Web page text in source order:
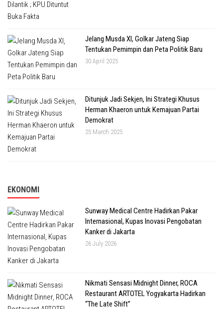
Jelang Musda XI, Golkar Jateng Siap
Tentukan Pemimpin dan Peta Politik Baru
30 April 2025
Ditunjuk Jadi Sekjen, Ini Strategi Khusus
Herman Khaeron untuk Kemajuan Partai
Demokrat
25 March 2025
EKONOMI
Sunway Medical Centre Hadirkan Pakar
Internasional, Kupas Inovasi Pengobatan
Kanker di Jakarta
26 July 2026
Nikmati Sensasi Midnight Dinner, ROCA
Restaurant ARTOTEL Yogyakarta Hadirkan
“The Late Shift”